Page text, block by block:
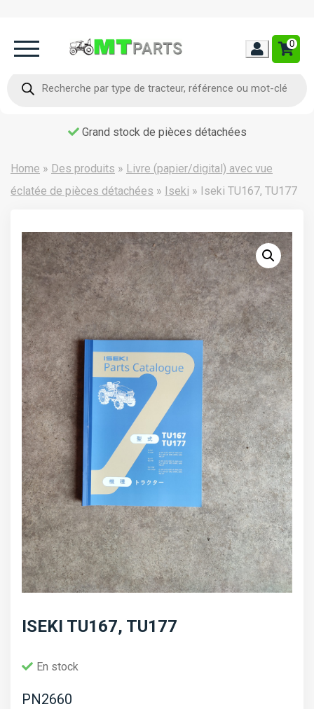
0
produits
Grand stock de pièces détachées
Home » Des produits » Livre (papier/digital) avec vue
éclatée de pièces détachées » Iseki » Iseki TU167, TU177
ISEKI TU167, TU177
En stock
PN2660